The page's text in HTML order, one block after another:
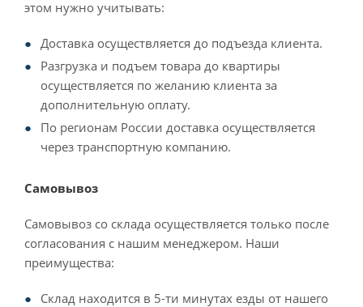
этом нужно учитывать:
Доставка осуществляется до подъезда клиента.
Разгрузка и подъем товара до квартиры
осуществляется по желанию клиента за
дополнительную оплату.
По регионам России доставка осуществляется
через транспортную компанию.
Самовывоз
Самовывоз со склада осуществляется только после
согласования с нашим менеджером. Наши
преимущества:
Склад находится в 5-ти минутах езды от нашего